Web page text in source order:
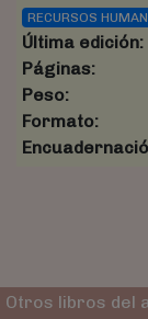
RECURSOS
Última edición:
Páginas:
Peso:
Formato:
Otros libros del